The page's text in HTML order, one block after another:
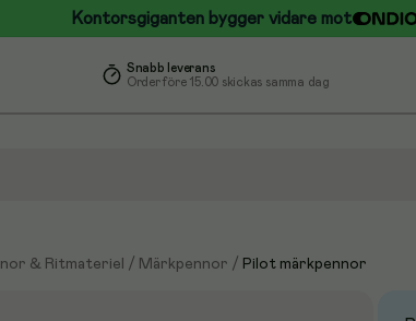
Kontorsgiganten bygger vidare mot
Snabb leverans
Order före 15.00 skickas samma dag
& Ritmateriel / Märkpennor / Pilot märkpennor